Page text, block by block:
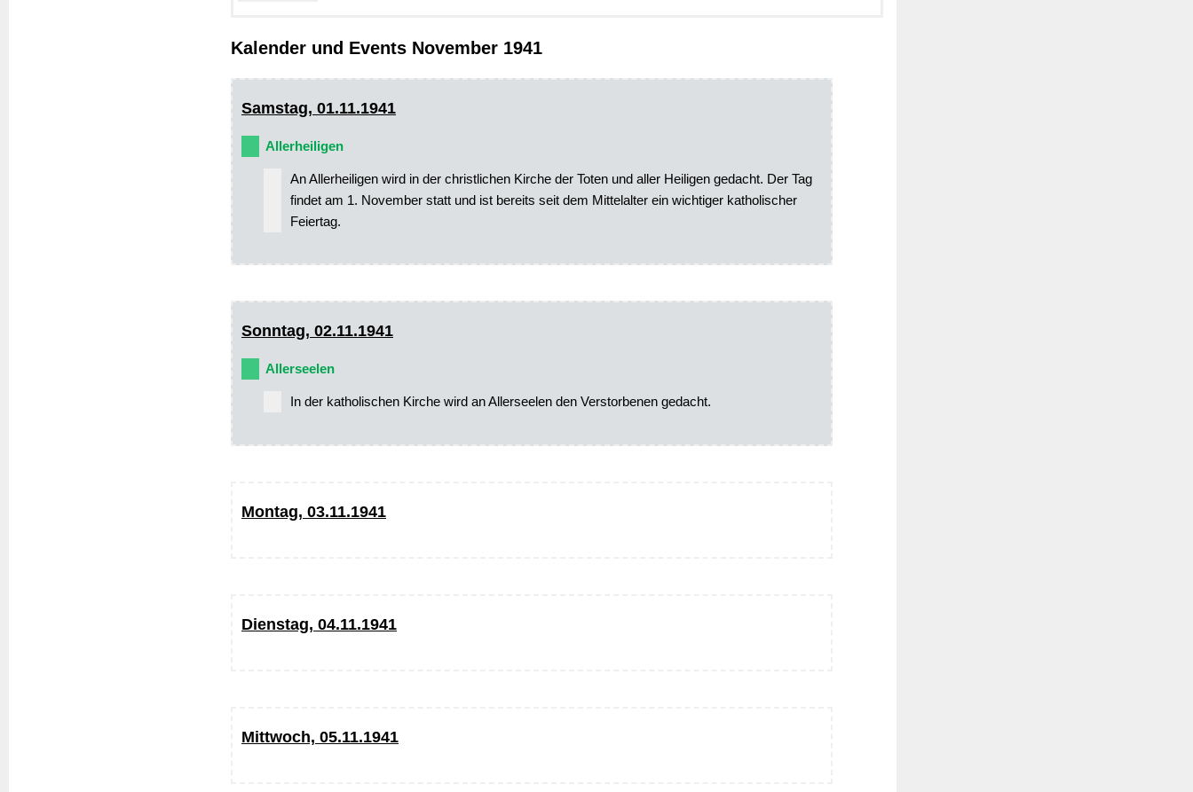
Kalender und Events November 1941
Samstag, 01.11.1941
Allerheiligen
An Allerheiligen wird in der christlichen Kirche der Toten und aller Heiligen gedacht. Der Tag
findet am 1. November statt und ist bereits seit dem Mittelalter ein wichtiger katholischer
Feiertag.
Sonntag, 02.11.1941
Allerseelen
In der katholischen Kirche wird an Allerseelen den Verstorbenen gedacht.
Montag, 03.11.1941
Dienstag, 04.11.1941
Mittwoch, 05.11.1941